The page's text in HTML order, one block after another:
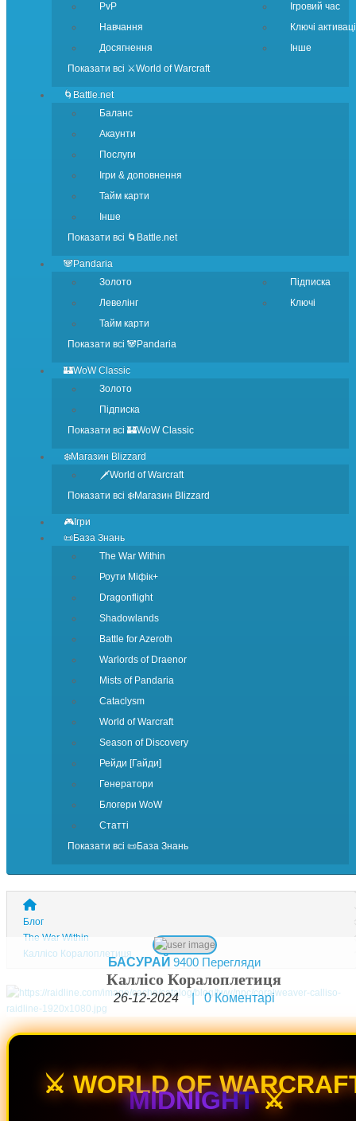
PvP
Навчання
Досягнення
Ігровий час
Ключі
Інше
Показати всі ⚔️World of Warcraft
🌀Battle.net
Баланс
Акаунти
Послуги
Ігри & доповнення
Тайм карти
Інше
Показати всі 🌀Battle.net
🐼Pandaria
Золото
Левелінг
Тайм карти
Підписка
Ключі
Показати всі 🐼Pandaria
🏰WoW Classic
Золото
Підписка
Показати всі 🏰WoW Classic
❄️Магазин Blizzard
🗡️World of Warcraft
Показати всі ❄️Магазин Blizzard
🎮Ігри
📜База Знань
The War Within
Роути Міфік+
Dragonflight
Shadowlands
Battle for Azeroth
Warlords of Draenor
Mists of Pandaria
Cataclysm
World of Warcraft
Season of Discovery
Рейди [Гайди]
Генератори
Блогери WoW
Статті
Показати всі 📜База Знань
Блог
The War Within
Каллісо Коралоплетиця
БАСУРАЙ 9400 Перегляди
Каллісо Коралоплетиця
26-12-2024 |0Коментарі
⚔️ WORLD OF
MIDNIGHT⚔️